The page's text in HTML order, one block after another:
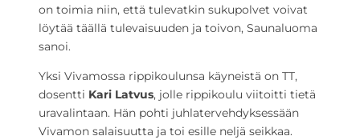
on toimia niin, että tulevatkin sukupolvet voivat
löytää täällä tulevaisuuden ja toivon, Saunaluoma
sanoi.
Yksi Vivamossa rippikoulunsa käyneistä on TT,
dosentti Kari Latvus, jolle rippikoulu viitoitti tietä
uravalintaan. Hän pohti juhlatervehdyksessään
Vivamon salaisuutta ja toi esille neljä seikkaa.